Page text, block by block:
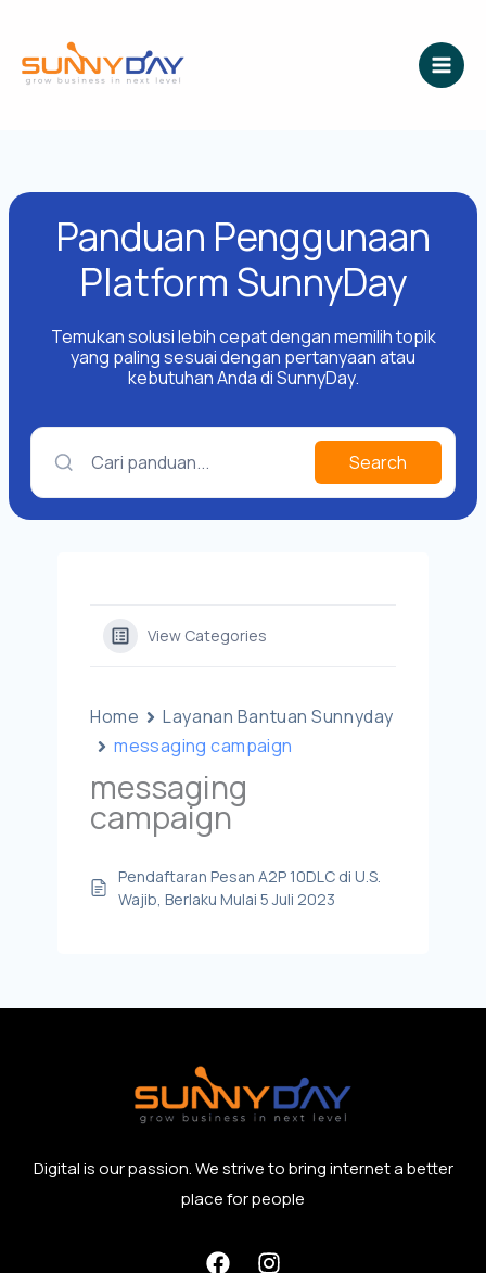
konten
Panduan Penggunaan
Platform SunnyDay
Temukan solusi lebih cepat dengan memilih topik
yang paling sesuai dengan pertanyaan atau
kebutuhan Anda di SunnyDay.
Cari panduan... Search
View Categories
Home
Layanan Bantuan Sunnyday
messaging campaign
messaging
campaign
Pendaftaran Pesan A2P 10DLC di U.S.
Wajib, Berlaku Mulai 5 Juli 2023
Digital is our passion. We strive to bring internet a better
place for people